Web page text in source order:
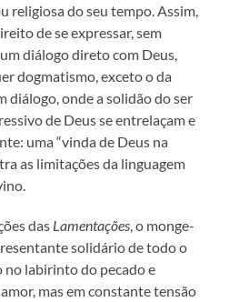
religiosa do seu tempo. Assim,
de se expressar, sem
diálogo direto com Deus,
dogmatismo, exceto o da
diálogo, onde a solidão do ser
de Deus se entrelaçam e
uma “vinda de Deus na
as limitações da linguagem
das Lamentações , o monge-
solidário de todo o
no labirinto do pecado e
mas em constante tensão